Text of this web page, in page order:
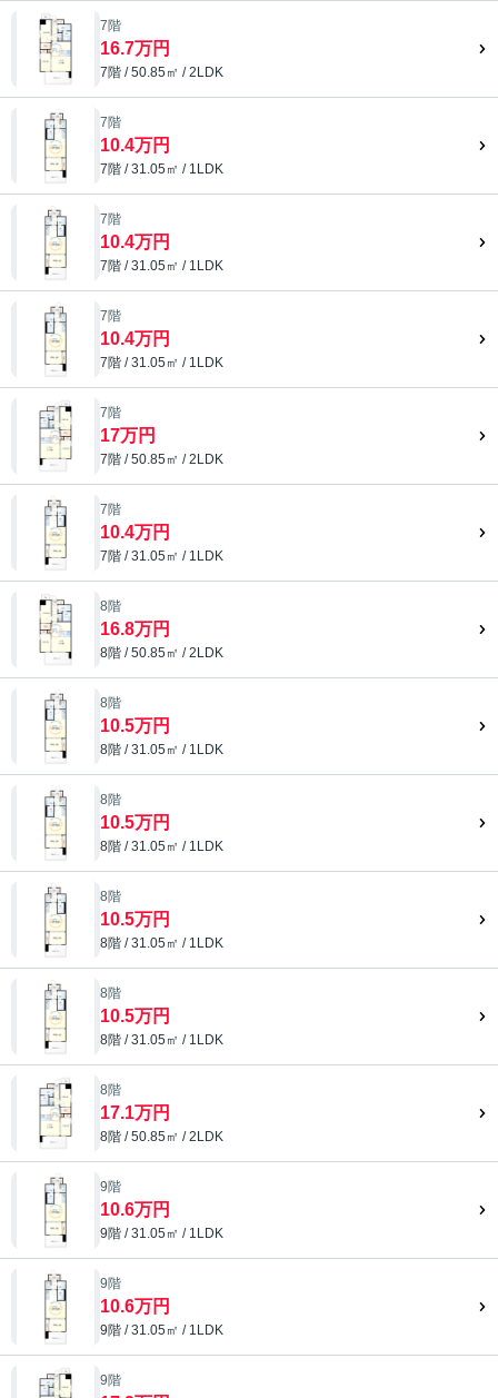
7階
16.7万円
7階 / 50.85㎡ / 2LDK
7階
10.4万円
7階 / 31.05㎡ / 1LDK
7階
10.4万円
7階 / 31.05㎡ / 1LDK
7階
10.4万円
7階 / 31.05㎡ / 1LDK
7階
17万円
7階 / 50.85㎡ / 2LDK
7階
10.4万円
7階 / 31.05㎡ / 1LDK
8階
16.8万円
8階 / 50.85㎡ / 2LDK
8階
10.5万円
8階 / 31.05㎡ / 1LDK
8階
10.5万円
8階 / 31.05㎡ / 1LDK
8階
10.5万円
8階 / 31.05㎡ / 1LDK
8階
10.5万円
8階 / 31.05㎡ / 1LDK
8階
17.1万円
8階 / 50.85㎡ / 2LDK
9階
10.6万円
9階 / 31.05㎡ / 1LDK
9階
10.6万円
9階 / 31.05㎡ / 1LDK
9階